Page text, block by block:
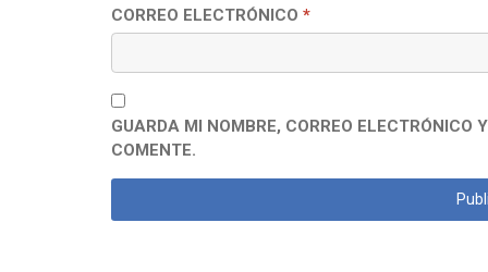
CORREO ELECTRÓNICO *
GUARDA MI NOMBRE, CORREO ELECTRÓNICO
COMENTE.